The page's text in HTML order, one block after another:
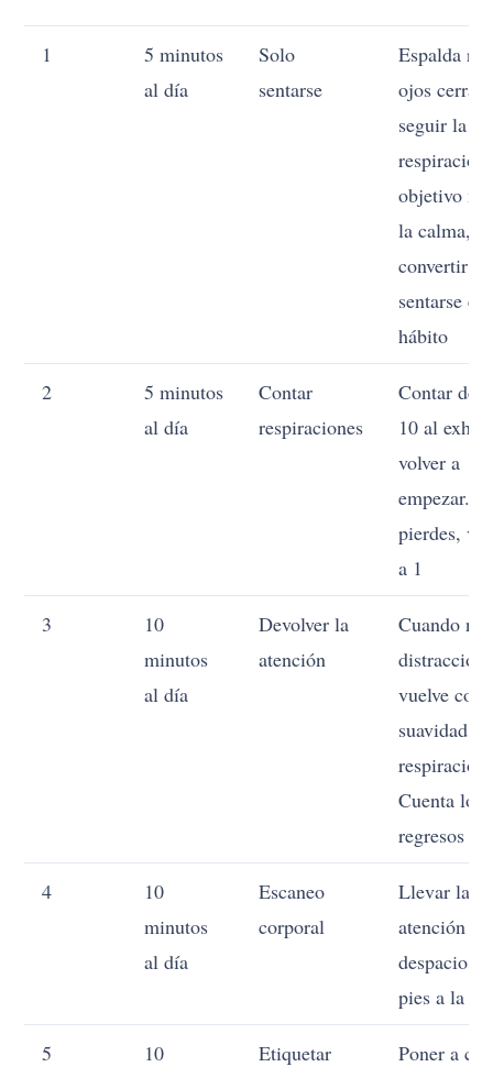
1
5 minutos
al día
Solo
sentarse
Espalda
ojos
seguir la
objetivo no
la calma,
convertir el
sentarse en
hábito
2
5 minutos
al día
Contar
respiraciones
Contar de
10 al
volver a
empezar.
pierdes,
a 1
3
10
minutos
al día
Devolver la
atención
Cuando
distracción,
vuelve con
suavidad a
respiración.
Cuenta los
regresos
4
10
minutos
al día
Escaneo
corporal
Llevar la
atención
despacio
pies a la
5
10
Etiquetar
Poner a